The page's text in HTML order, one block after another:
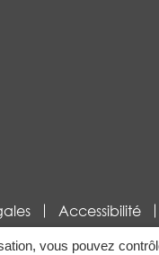
vous pouvez
Accessibilité